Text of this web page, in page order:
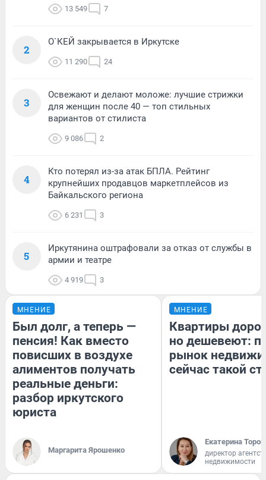
13 549 7
2
О`КЕЙ закрывается в Иркутске
11 290 24
3
Освежают и делают моложе: лучшие стрижки
для женщин после 40 — топ стильных
вариантов от стилиста
9 086 2
4
Кто потерял из-за атак БПЛА. Рейтинг
крупнейших продавцов маркетплейсов из
Байкальского региона
6 231 3
5
Иркутянина оштрафовали за отказ от службы в
армии и театре
4 919 3
МНЕНИЕ
Был долг, а теперь —
пенсия! Как вместо
повисших в воздухе
алиментов получать
реальные деньги:
разбор иркутского
юриста
Маргарита Ярошенко
МНЕНИЕ
Квартиры
но дешевеют:
рынок
сейчас такой
Екатерина
директор
недвижимости